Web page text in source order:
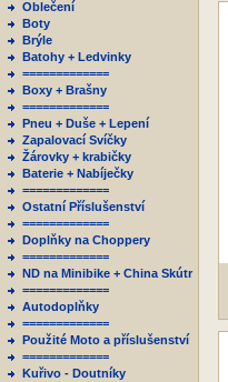
Oblečení
Boty
Brýle
Batohy + Ledvinky
=============
Boxy + Brašny
=============
Pneu + Duše + Lepení
Zapalovací Svíčky
Žárovky + krabičky
Baterie + Nabíječky
=============
Ostatní Příslušenství
=============
Doplňky na Choppery
=============
ND na Minibike + China Skútr
=============
Autodoplňky
=============
Použité Moto a příslušenství
=============
Kuřivo - Doutníky